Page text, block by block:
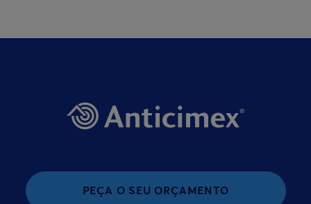
PEÇA O SEU ORÇAMENTO